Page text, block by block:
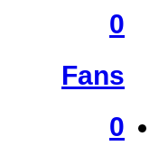
0
Fans
0